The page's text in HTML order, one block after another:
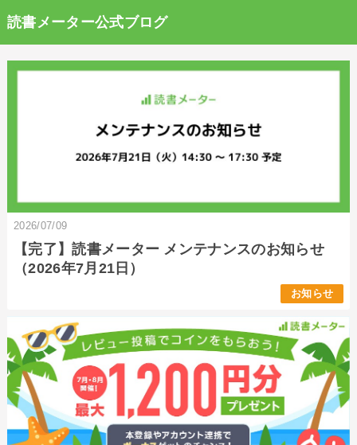
読書メーター公式ブログ
2026/07/09
【完了】読書メーター メンテナンスのお知らせ
（2026年7月21日）
お知らせ